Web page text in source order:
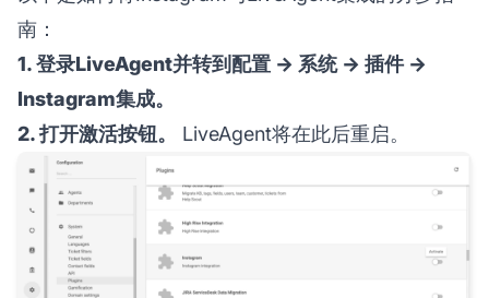
南：
1. 登录LiveAgent并转到配置 → 系统 → 插件 →
Instagram集成。
2. 打开激活按钮。
LiveAgent将在此后重启。